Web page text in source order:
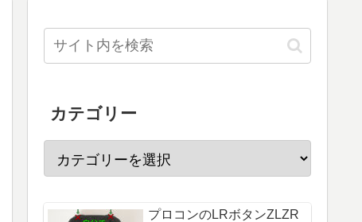
カテゴリー
プロコンのLRボタンZLZR